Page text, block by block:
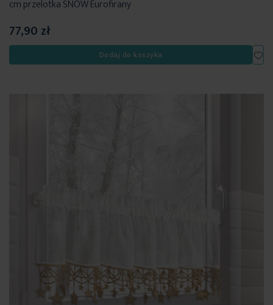
cm przelotka SNOW Eurofirany
77,90 zł
Dodaj do koszyka